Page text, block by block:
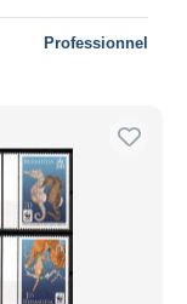
Professionnel